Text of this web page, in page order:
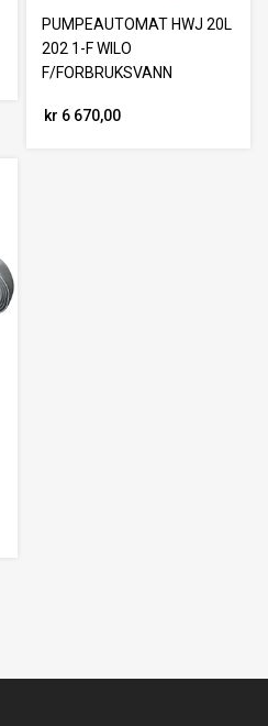
PUMPEAUTOMAT HWJ 20L
202 1-F WILO
F/FORBRUKSVANN
kr 6 670,00